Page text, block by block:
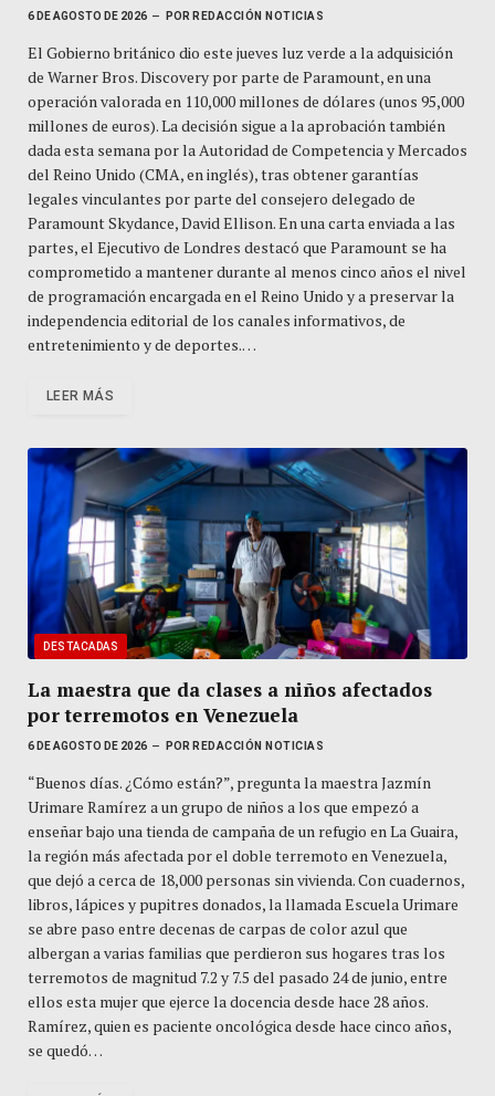
6 DE AGOSTO DE 2026 POR REDACCIÓN NOTICIAS
El Gobierno británico dio este jueves luz verde a la adquisición
de Warner Bros. Discovery por parte de Paramount, en una
operación valorada en 110,000 millones de dólares (unos 95,000
millones de euros). La decisión sigue a la aprobación también
dada esta semana por la Autoridad de Competencia y Mercados
del Reino Unido (CMA, en inglés), tras obtener garantías
legales vinculantes por parte del consejero delegado de
Paramount Skydance, David Ellison. En una carta enviada a las
partes, el Ejecutivo de Londres destacó que Paramount se ha
comprometido a mantener durante al menos cinco años el nivel
de programación encargada en el Reino Unido y a preservar la
independencia editorial de los canales informativos, de
entretenimiento y de deportes.…
LEER MÁS
DESTACADAS
La maestra que da clases a niños afectados
por terremotos en Venezuela
6 DE AGOSTO DE 2026 POR REDACCIÓN NOTICIAS
“Buenos días. ¿Cómo están?”, pregunta la maestra Jazmín
Urimare Ramírez a un grupo de niños a los que empezó a
enseñar bajo una tienda de campaña de un refugio en La Guaira,
la región más afectada por el doble terremoto en Venezuela,
que dejó a cerca de 18,000 personas sin vivienda. Con cuadernos,
libros, lápices y pupitres donados, la llamada Escuela Urimare
se abre paso entre decenas de carpas de color azul que
albergan a varias familias que perdieron sus hogares tras los
terremotos de magnitud 7.2 y 7.5 del pasado 24 de junio, entre
ellos esta mujer que ejerce la docencia desde hace 28 años.
Ramírez, quien es paciente oncológica desde hace cinco años,
se quedó…